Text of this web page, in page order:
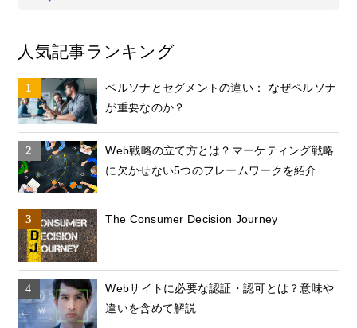
人気記事ランキング
ペルソナとセグメントの違い： なぜペルソナ
が重要なのか？
Web戦略の立て方とは？マーケティング戦略
に欠かせない5つのフレームワークを紹介
The Consumer Decision Journey
Webサイトに必要な認証・認可とは？意味や
違いを含めて解説